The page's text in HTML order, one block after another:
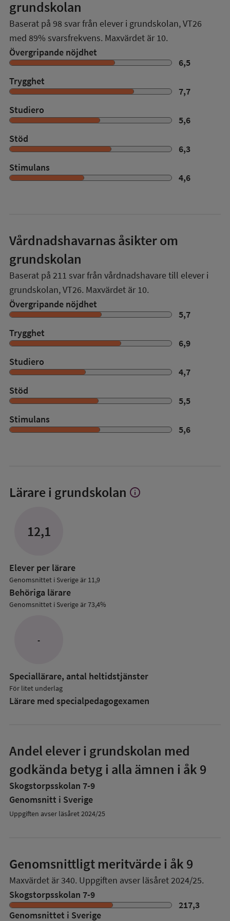
grundskolan
Baserat på 98 svar från elever i grundskolan,VT26
med 89% svarsfrekvens. Maxvärdet är 10.
Övergripande nöjdhet
6,5
Trygghet
7,7
Studiero
5,6
Stöd
6,3
Stimulans
4,6
Vårdnadshavarnas åsikter om
grundskolan
Baserat på 211 svar från vårdnadshavare till elever i
grundskolan,VT26. Maxvärdet är 10.
Övergripande nöjdhet
5,7
Trygghet
6,9
Studiero
4,7
Stöd
5,5
Stimulans
5,6
Lärare i grundskolan Visa
info
12,1
Elever per lärare
Genomsnittet i Sverige är 11,9
Behöriga lärare
Genomsnittet i Sverige är 73,4%
-
Speciallärare, antal heltidstjänster
För litet underlag
Lärare med specialpedagog­examen
Andel elever i grundskolan med
godkända betyg i alla ämnen i åk 9
Skogstorpsskolan 7-9
Genomsnitt i Sverige
Uppgiften avser läsåret 2024/25
Genomsnittligt meritvärde i åk 9
Maxvärdet är 340. Uppgiften avser läsåret 2024/25.
Skogstorpsskolan 7-9
217,3
Genomsnittet i Sverige